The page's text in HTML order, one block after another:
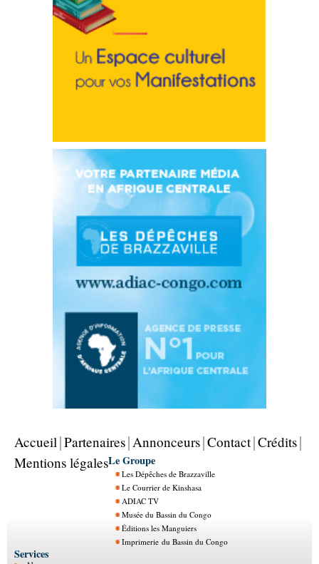
Accueil Partenaires Annonceurs Contact Crédits
Mentions légalesLe Groupe
Les Dépêches de Brazzaville
Le Courrier de Kinshasa
ADIAC TV
Musée du Bassin du Congo
Éditions les Manguiers
Imprimerie du Bassin du Congo
Services